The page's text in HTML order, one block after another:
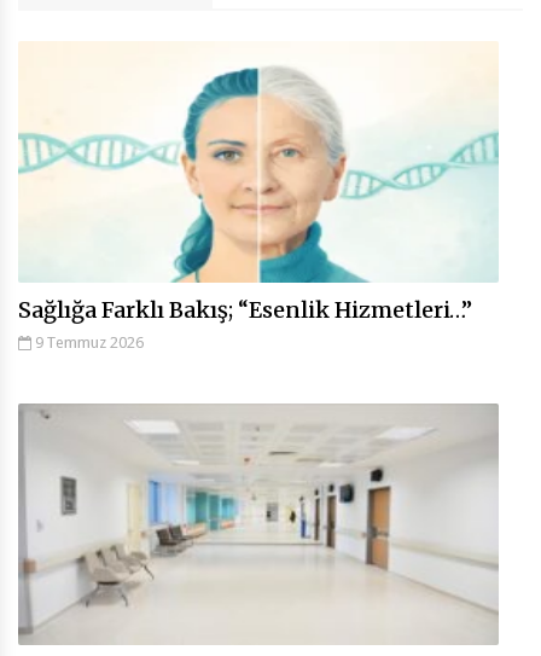
Sağlığa Farklı Bakış; “Esenlik Hizmetleri…”
9 Temmuz 2026